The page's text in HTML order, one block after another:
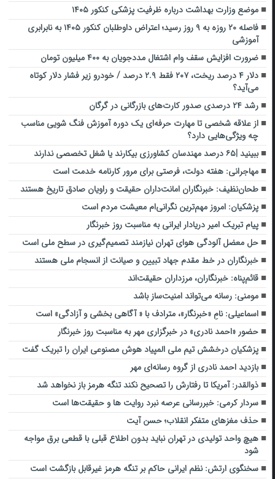
موضع وزارت بهداشت درباره ظرفیت پزشکی کنکور ۱۴۰۵
فاصله ۲۰ روزه به ۹ روز رسید؛ اعتراض داوطلبان کنکور ۱۴۰۵ به نابرابری
آموزشی
ضرورت افزایش سقف وام اشتغال مددجویان به ۴۰۰ میلیون تومان
دلار ۴ درصد ریخت، ۲۰۷ فقط ۲.۹ درصد / خودرو زیر فشار دلار کوتاه
می‌آید؟
رشد ۲۴ درصدی صدور کارت‌های بازرگانی در گرگان
از علاقه شخصی تا مهارت حرفه‌ای یک دوره آموزش فنگ شویی مناسب
چه ویژگی‌هایی دارد؟
ببینید |۶۵ درصد مهندسان کشاورزی بیکارند یا شغل تخصصی ندارند
مهاجرانی: هفته دولت، فرصتی برای مرور کارنامه خدمت است
طحان‌نظیف: خبرنگاران امانت‌داران حقیقت و راویان صادق تاریخ‌ هستند
پزشکیان: امروز مهم‌ترین نگرانی‌ام معیشت مردم است
پیام تبریک امیر دریادار ایرانی به مناسبت روز خبرنگار
حل معضل آلودگی هوای تهران نیازمند تصمیم‌گیری در سطح ملی است
خبرنگاران در خط مقدم جهاد تبیین و صیانت از انسجام ملی هستند
قائم‌پناه: ‏خبرنگاران، مرزداران حقیقت‌اند
مومنی: رسانه می‌تواند امنیت‌ساز باشد
اسماعیلی: نامِ «خبرنگار»، مترادف با « آگاهی بخشی و آزادگی» است
حضور «احمد نادری» در خبرگزاری مهر به مناسبت روز خبرنگار
پزشکیان درخشش تیم ملی المپیاد هوش مصنوعی ایران را تبریک گفت
بازدید احمد نادری از گروه رسانه‌ای مهر
ذوالقدر: آمریکا تا رفتارش را تصحیح نکند تنگه هرمز باز نخواهد شد
سردار کرمی: خبررسانی عرصه نبرد روایت ها و حقیقت‌ها است
حذف مغزهای متفکر انقلاب؛ حسن آیت
هیچ واحد تولیدی در تهران نباید بدون اطلاع قبلی با قطعی برق مواجه
شود
سخنگوی ارتش: نظم ایرانی حاکم بر تنگه هرمز غیرقابل بازگشت است